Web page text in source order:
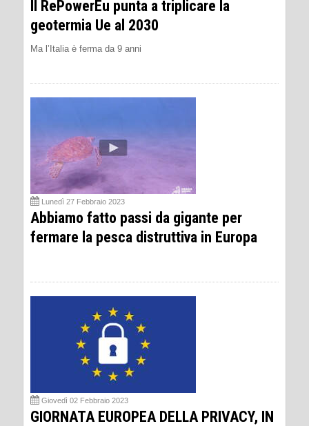
Il RePowerEu punta a triplicare la
geotermia Ue al 2030
Ma l’Italia è ferma da 9 anni
Lunedì 27 Febbraio 2023
Abbiamo fatto passi da gigante per
fermare la pesca distruttiva in Europa
Giovedì 02 Febbraio 2023
GIORNATA EUROPEA DELLA PRIVACY, IN